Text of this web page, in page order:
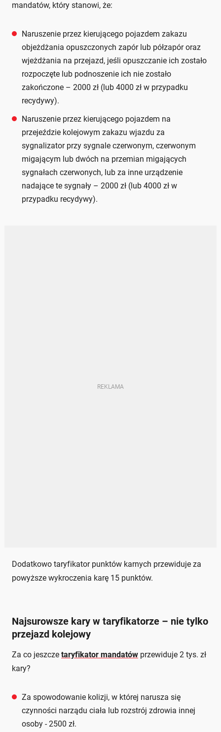
mandatów, który stanowi, że:
Naruszenie przez kierującego pojazdem zakazu
objeżdżania opuszczonych zapór lub półzapór oraz
wjeżdżania na przejazd, jeśli opuszczanie ich zostało
rozpoczęte lub podnoszenie ich nie zostało
zakończone – 2000 zł (lub 4000 zł w przypadku
recydywy).
Naruszenie przez kierującego pojazdem na
przejeździe kolejowym zakazu wjazdu za
sygnalizator przy sygnale czerwonym, czerwonym
migającym lub dwóch na przemian migających
sygnałach czerwonych, lub za inne urządzenie
nadające te sygnały – 2000 zł (lub 4000 zł w
przypadku recydywy).
Dodatkowo taryfikator punktów karnych przewiduje za
powyższe wykroczenia karę 15 punktów.
Najsurowsze kary w taryfikatorze – nie tylko
przejazd kolejowy
Za co jeszcze taryfikator mandatów przewiduje 2 tys. zł
kary?
Za spowodowanie kolizji, w której narusza się
czynności narządu ciała lub rozstrój zdrowia innej
osoby - 2500 zł.